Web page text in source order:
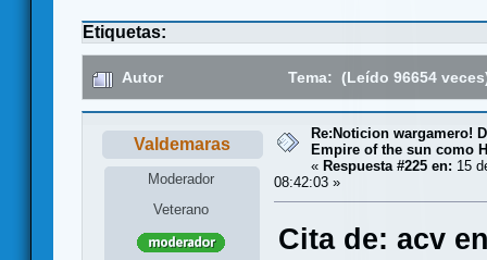
Etiquetas:
Autor Tema: (Leído 96654
Valdemaras
Moderador
Veterano
Re:Noticion wargamero!
Empire of the sun como
« Respuesta #225 en: 15
08:42:03 »
Cita de: acv